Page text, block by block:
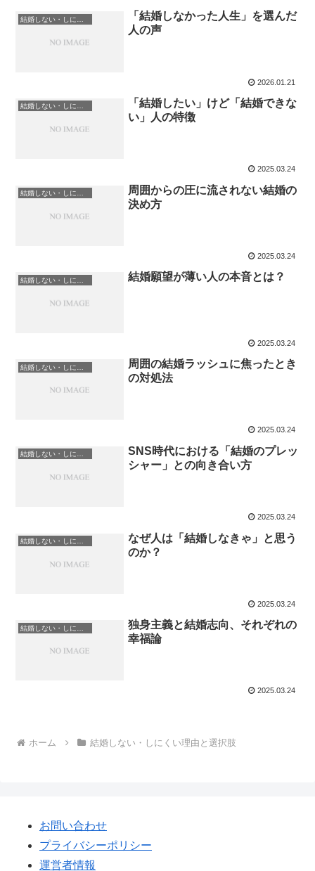
「結婚しなかった人生」を選んだ
人の声
2026.01.21
結婚しない・しにくい理由と選択肢
「結婚したい」けど「結婚できな
い」人の特徴
2025.03.24
周囲からの圧に流されない結婚の
決め方
2025.03.24
結婚願望が薄い人の本音とは？
2025.03.24
周囲の結婚ラッシュに焦ったとき
の対処法
2025.03.24
結婚しない・しにくい理由と選択肢
SNS時代における「結婚のプレッ
シャー」との向き合い方
2025.03.24
なぜ人は「結婚しなきゃ」と思う
のか？
2025.03.24
独身主義と結婚志向、それぞれの
幸福論
2025.03.24
ホーム 結婚しない・しにくい理由と選択肢
お問い合わせ
プライバシーポリシー
運営者情報